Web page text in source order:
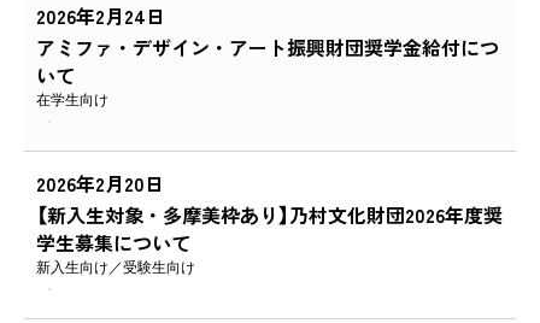
2026年2月24日
アミファ・デザイン・アート振興財団奨学金給付につ
いて
在学生向け
2026年2月20日
【新入生対象・多摩美枠あり】乃村文化財団2026年度奨
学生募集について
新入生向け 受験生向け